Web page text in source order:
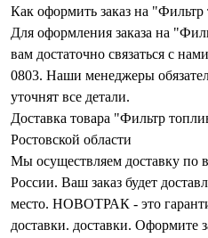
Как оформить заказ на
Для оформления заказа на
вам достаточно связаться с
0803. Наши менеджеры
уточнят все детали.
Доставка товара "Фильтр
Ростовской области
Мы осуществляем доставку по
России. Ваш заказ будет
место. НОВОТРАК - это
доставки. доставки. Оформите